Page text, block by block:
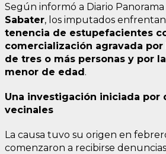
Según informó a Diario Panorama
Sabater, los imputados
tenencia de estupefacientes
comercialización agravada
de tres o más personas y por
menor de edad.
Una investigación iniciada por
vecinales
La causa tuvo su origen en
comenzaron a recibirse